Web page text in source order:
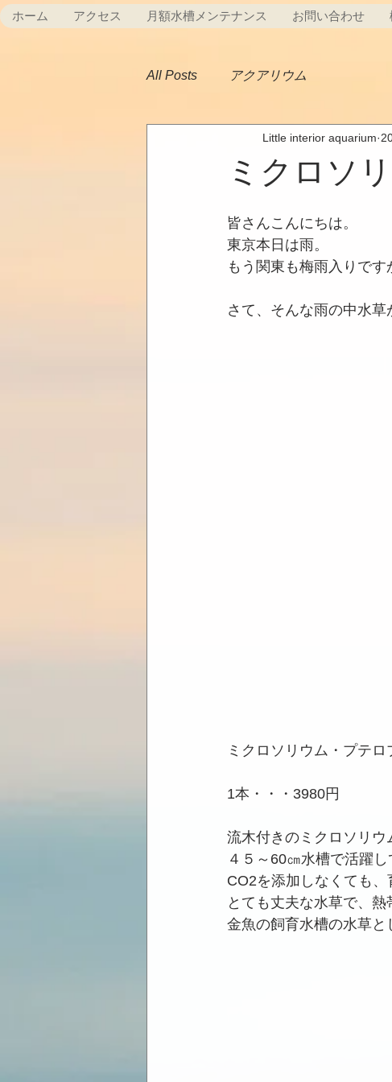
ホーム アクセス 月額水槽メンテナンス お問い合わせ
All Posts アクアリウム
ミクロソ
Little interior aquarium
皆さんこんにちは。
東京本日は雨。
もう関東も梅雨入りです
さて、そんな雨の中水草
ミクロソリウム・プテロ
1本・・・3980円
流木付きのミクロソリウ
４５～60㎝水槽で活躍し
CO2を添加しなくても、
とても丈夫な水草で、熱
金魚の飼育水槽の水草と